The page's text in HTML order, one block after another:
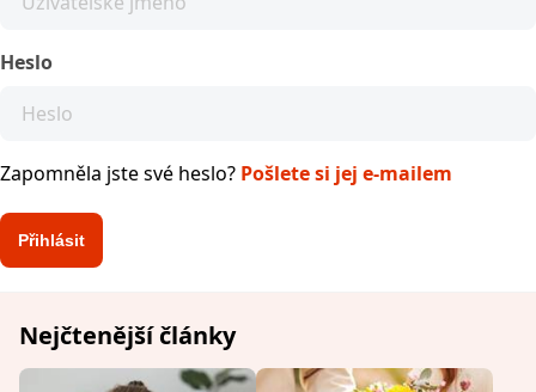
Heslo
Zapomněla jste své heslo? Pošlete si jej e-mailem
Nejčtenější články